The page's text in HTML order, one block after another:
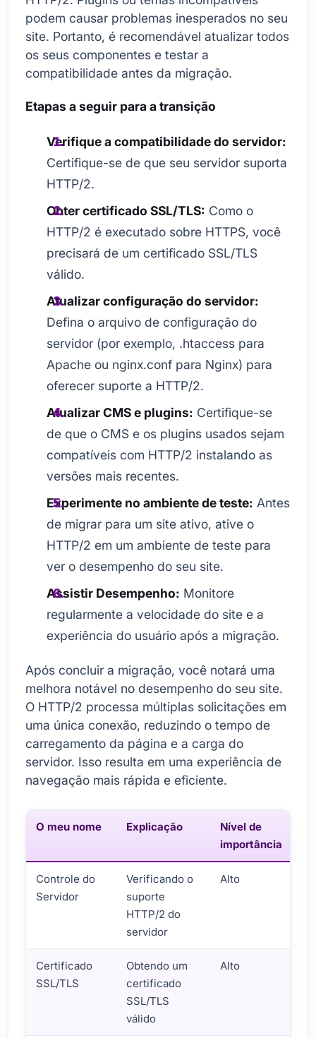
podem causar problemas inesperados no seu
site. Portanto, é recomendável atualizar todos
os seus componentes e testar a
compatibilidade antes da migração.
Etapas a seguir para a transição
Verifique a compatibilidade do servidor:
Certifique-se de que seu servidor suporta
HTTP/2.
Obter certificado SSL/TLS: Como o
HTTP/2 é executado sobre HTTPS, você
precisará de um certificado SSL/TLS
válido.
Atualizar configuração do servidor:
Defina o arquivo de configuração do
servidor (por exemplo, .htaccess para
Apache ou nginx.conf para Nginx) para
oferecer suporte a HTTP/2.
Atualizar CMS e plugins: Certifique-se
de que o CMS e os plugins usados sejam
compatíveis com HTTP/2 instalando as
versões mais recentes.
Experimente no ambiente de teste: Antes
de migrar para um site ativo, ative o
HTTP/2 em um ambiente de teste para
ver o desempenho do seu site.
Assistir Desempenho: Monitore
regularmente a velocidade do site e a
experiência do usuário após a migração.
Após concluir a migração, você notará uma
melhora notável no desempenho do seu site.
O HTTP/2 processa múltiplas solicitações em
uma única conexão, reduzindo o tempo de
carregamento da página e a carga do
servidor. Isso resulta em uma experiência de
navegação mais rápida e eficiente.
O meu nome Explicação
Nível de
importância
Controle do
Servidor
Verificando o
suporte
HTTP/2 do
servidor
Alto
Certificado
SSL/TLS
Obtendo um
certificado
SSL/TLS
válido
Alto